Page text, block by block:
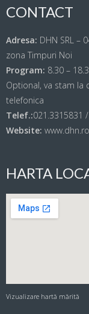
CONTACT
Adresa: DHN SRL –
zona Timpuri Noi
Program: 8.30 –
Optional, va stam la
telefonica
Telef.:021.3315831
Website: www.dhn.ro
HARTA
Vizualizare hartă mărită